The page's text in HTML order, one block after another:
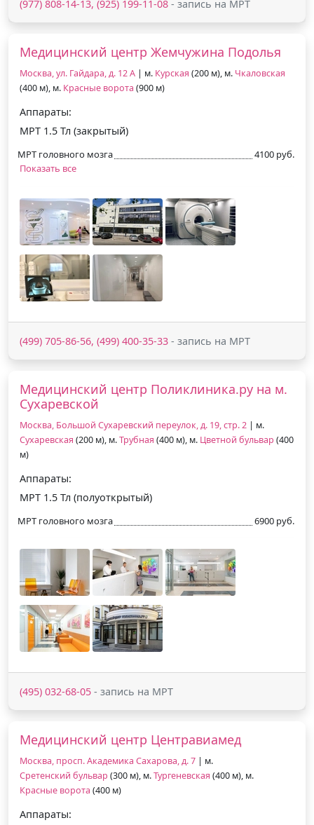
(977) 808-14-13, (925) 199-11-08 - запись на МРТ
Медицинский центр Жемчужина Подолья
Москва, ул. Гайдара, д. 12 А | м. Курская (200 м), м. Чкаловская
(400 м), м. Красные ворота (900 м)
Аппараты:
МРТ 1.5 Тл (закрытый)
МРТ головного мозга
4100 руб.
Показать все
(499) 705-86-56, (499) 400-35-33 - запись на МРТ
Медицинский центр Поликлиника.ру на м.
Сухаревской
Москва, Большой Сухаревский переулок, д. 19, стр. 2 | м.
Сухаревская (200 м), м.Трубная (400 м), м. Цветной бульвар (400
м)
Аппараты:
МРТ 1.5 Тл (полуоткрытый)
МРТ головного мозга 6900 руб.
(495) 032-68-05 - запись на МРТ
Медицинский центр Центравиамед
Москва, просп. Академика Сахарова, д. 7 | м.
Сретенский бульвар (300 м), м.Тургеневская (400 м), м.
Красные ворота (400 м)
Аппараты: